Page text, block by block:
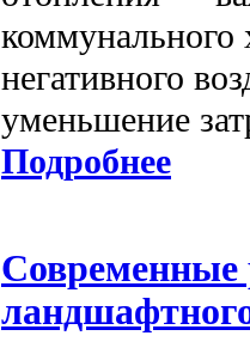
коммунального
негативного
уменьшение
Подробнее
Современные